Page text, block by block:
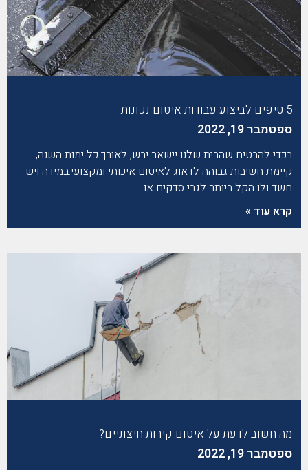
5 טיפים לביצוע עבודות איטום נכונות
ספטמבר 19, 2022
בכדי להבטיח שהבית שלנו יישאר יבש, לאורך כל ימות השנה,
קיימת חשיבות גבוהה לדאוג לאיטום איכותי ומקצועי.במידה ויש
חשד ולו הקל ביותר לגבי סדקים או
קרא עוד »
מה חשוב לדעת על איטום קירות חיצוניים?
ספטמבר 19, 2022